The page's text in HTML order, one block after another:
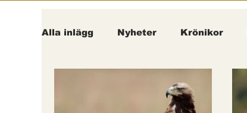
Alla inlägg Nyheter Krönikor